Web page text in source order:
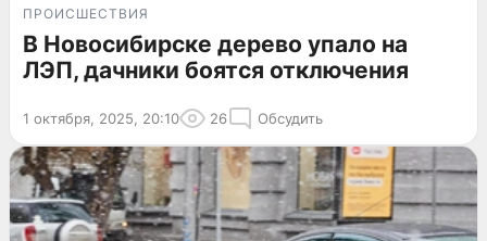
ПРОИСШЕСТВИЯ
В Новосибирске дерево упало на
ЛЭП, дачники боятся отключения
1 октября, 2025, 20:10 26 Обсудить